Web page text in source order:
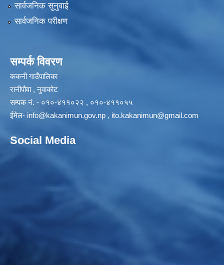
सार्वजनिक सुनुवाई
सार्वजनिक परीक्षण
सम्पर्क विवरण
ककनी गाउँपालिका
रानीपौवा , नुवाकोट
सम्पक नं. - ०१०-४११०२२ , ०१०-४११०५५
ईमेल- info@kakanimun.gov.np , ito.kakanimun@gmail.com
Social Media